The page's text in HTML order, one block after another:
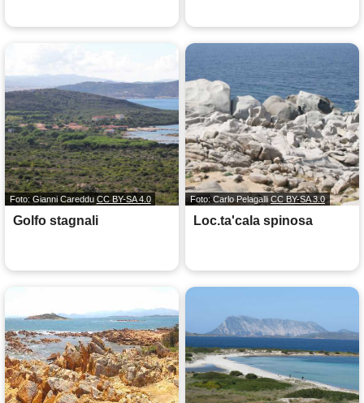
Foto: Gianni Careddu CC BY-SA 4.0
Golfo stagnali
Foto: Carlo Pelagalli CC BY-SA 3.0
Loc.ta'cala spinosa